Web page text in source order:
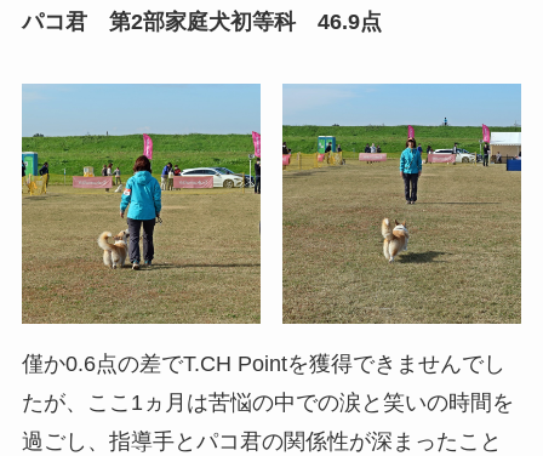
パコ君 第2部家庭犬初等科 46.9点
僅か0.6点の差でT.CH Pointを獲得できませんでし
たが、ここ1ヵ月は苦悩の中での涙と笑いの時間を
過ごし、指導手とパコ君の関係性が深まったこと